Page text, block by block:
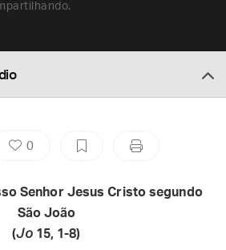
0
Senhor Jesus Cristo segundo
São João
(Jo 15, 1-8)